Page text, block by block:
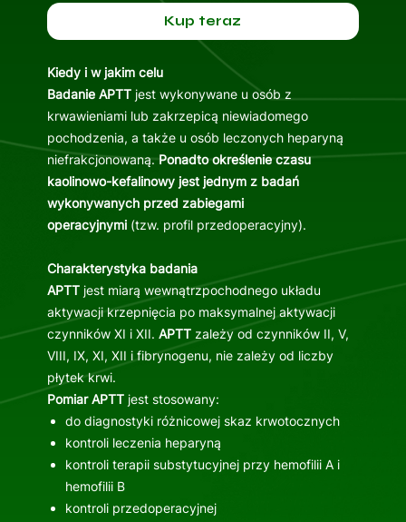
Kup teraz
Kiedy i w jakim celu
Badanie APTTjest wykonywane u osób z
krwawieniami lub zakrzepicą niewiadomego
pochodzenia, a także u osób leczonych heparyną
niefrakcjonowaną.Ponadto określenie czasu
kaolinowo-kefalinowy jest jednym z badań
wykonywanych przed zabiegami
operacyjnymi (tzw. profil przedoperacyjny).
Charakterystyka badania
APTTjest miarą wewnątrzpochodnego układu
aktywacji krzepnięcia po maksymalnej aktywacji
czynników XI i XII. APTTzależy od czynników II, V,
VIII, IX, XI, XII i fibrynogenu, nie zależy od liczby
płytek krwi.
Pomiar APTTjest stosowany:
do diagnostyki różnicowej skaz krwotocznych
kontroli leczenia heparyną
kontroli terapii substytucyjnej przy hemofilii A i
hemofilii B
kontroli przedoperacyjnej